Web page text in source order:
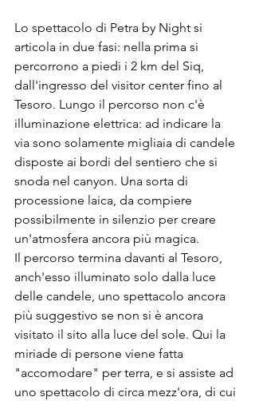
Lo spettacolo di Petra by Night si
articola in due fasi: nella prima si
percorrono a piedi i 2 km del Siq,
dall'ingresso del visitor center fino al
Tesoro. Lungo il percorso non c'è
illuminazione elettrica: ad indicare la
via sono solamente migliaia di candele
disposte ai bordi del sentiero che si
snoda nel canyon. Una sorta di
processione laica, da compiere
possibilmente in silenzio per creare
un'atmosfera ancora più magica.
Il percorso termina davanti al Tesoro,
anch'esso illuminato solo dalla luce
delle candele, uno spettacolo ancora
più suggestivo se non si è ancora
visitato il sito alla luce del sole. Qui la
miriade di persone viene fatta
"accomodare" per terra, e si assiste ad
uno spettacolo di circa mezz'ora, di cui